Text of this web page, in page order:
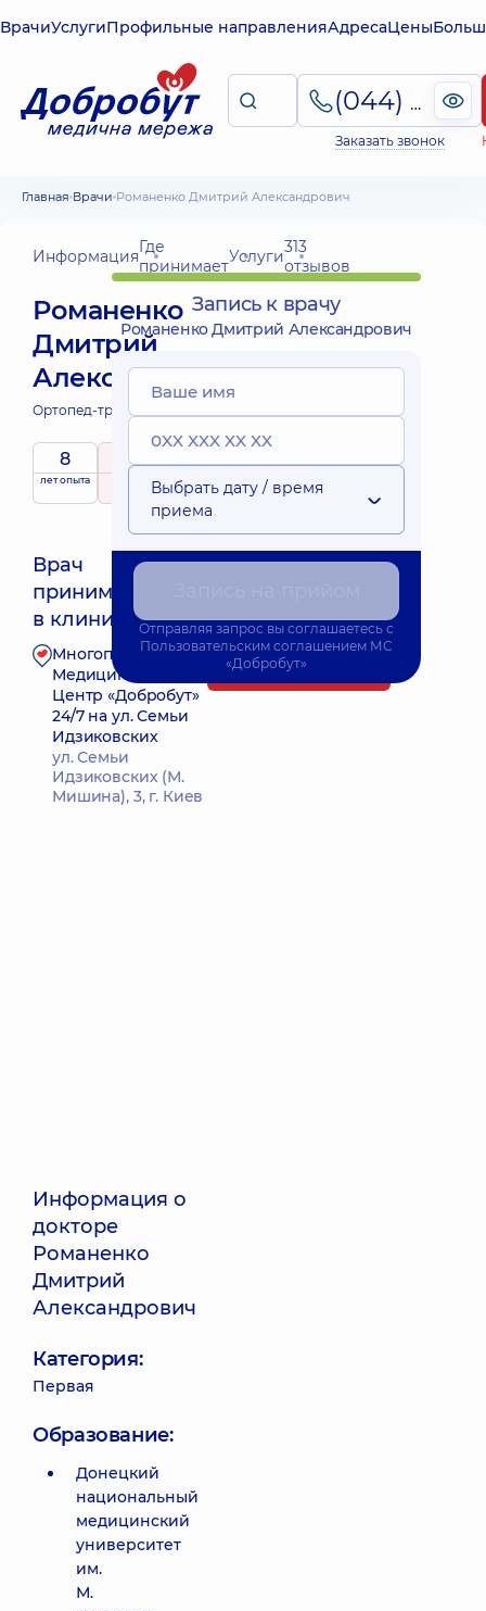
ВрачиУслугиПрофильные направленияАдресаЦены
(044) 495-2-888
Заказать звонок
Главная Врачи Романенко Дмитрий Александрович
ИнформацияГде
принимаетУслуги313
отзывов
Романенко
Дмитрий
Александрович
Ортопед-травматолог;
8
лет опыта
5 / 5
рейтингна основе
313 отзывов
Врач
принимает
в клинике
Многопрофильный
Медицинский
Центр «Добробут»
24/7 на ул. Семьи
Идзиковских
ул. Семьи
Идзиковских (М.
Мишина), 3, г. Киев
Запись к врачу
Информация о
докторе
Романенко
Дмитрий
Александрович
Категория:
Первая
Образование:
Донецкий
национальный
медицинский
университет
им.
М.
Запись к врачу
Романенко Дмитрий Александрович
Выбрать дату / время
приема
Отправляя запрос вы соглашаетесь с
Пользовательским соглашением МС
«Добробут»